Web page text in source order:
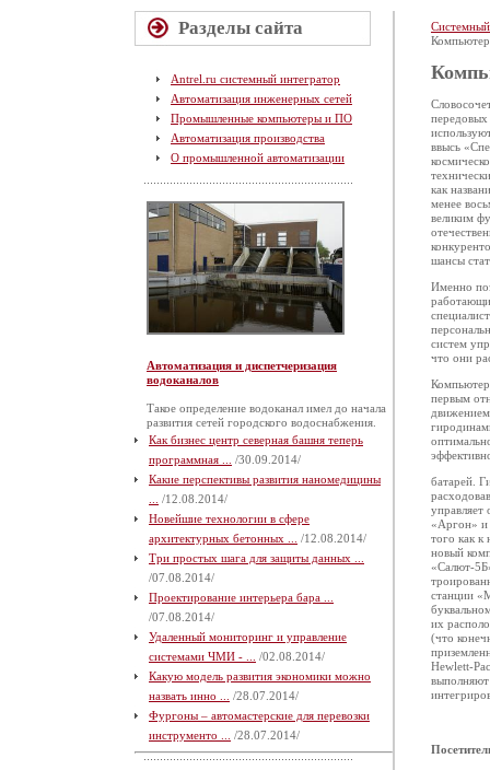
Разделы сайта
Antrel.ru системный интегратор
Автоматизация инженерных сетей
Промышленные компьютеры и ПО
Автоматизация производства
О промышленной автоматизации
Автоматизация и диспетчеризация
водоканалов
Такое определение водоканал имел до начала
развития сетей городского водоснабжения.
Как бизнес центр северная башня теперь
программная ...
/30.09.2014/
Какие перспективы развития наномедицины
/12.08.2014/
Новейшие технологии в сфере
архитектурных бетонных ...
/12.08.2014/
Три простых шага для защиты данных ...
/07.08.2014/
Проектирование интерьера бара ...
/07.08.2014/
Удаленный мониторинг и управление
системами ЧМИ - ...
/02.08.2014/
Какую модель развития экономики можно
назвать инно ...
/28.07.2014/
Фургоны – автомастерские для перевозки
инструменто ...
/28.07.2014/
ввысь
как
менее
великим
шансы
Именно
систем
что они
первым
батарей.
управляет
«Аргон» и
того как к
новый
«Салют-
станции
их
(что
Hewlett-